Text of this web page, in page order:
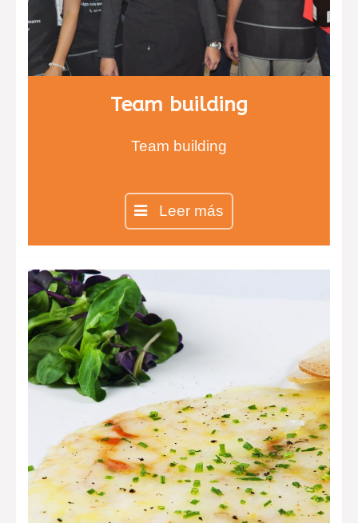
Team building
Team building
Leer más